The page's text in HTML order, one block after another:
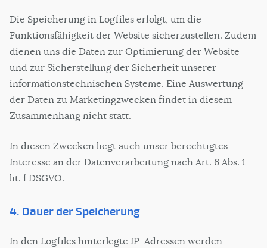
Die Speicherung in Logfiles erfolgt, um die
Funktionsfähigkeit der Website sicherzustellen. Zudem
dienen uns die Daten zur Optimierung der Website
und zur Sicherstellung der Sicherheit unserer
informationstechnischen Systeme. Eine Auswertung
der Daten zu Marketingzwecken findet in diesem
Zusammenhang nicht statt.
In diesen Zwecken liegt auch unser berechtigtes
Interesse an der Datenverarbeitung nach Art. 6 Abs. 1
lit. f DSGVO.
4. Dauer der Speicherung
In den Logfiles hinterlegte IP-Adressen werden